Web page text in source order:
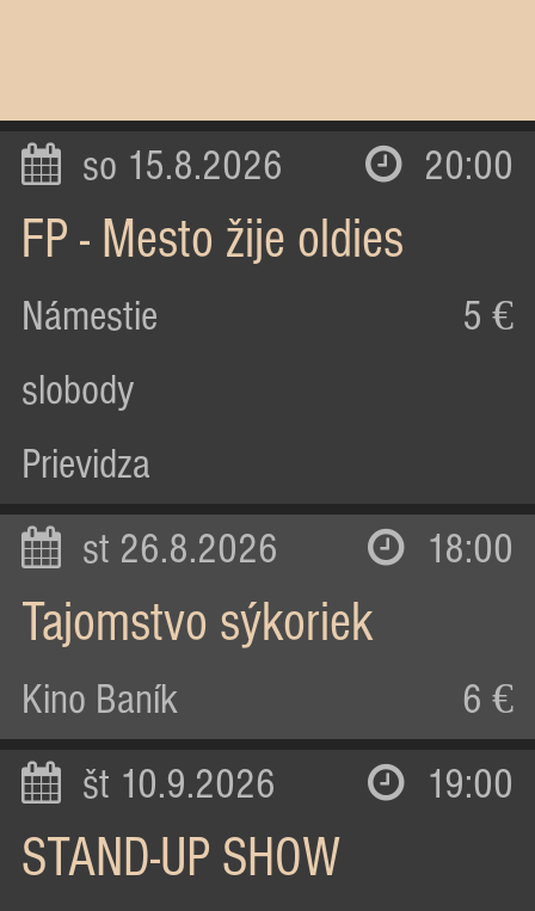
so 15.8.2026 20:00
FP - Mesto žije oldies
Námestie
slobody
Prievidza
5 €
st 26.8.2026 18:00
Tajomstvo sýkoriek
Kino Baník 6 €
št 10.9.2026 19:00
STAND-UP SHOW